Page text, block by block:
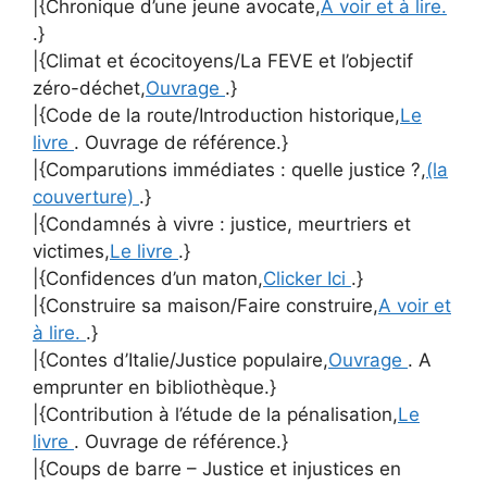
|{Chronique d’une jeune avocate,A voir et à lire.
.}
|{Climat et écocitoyens/La FEVE et l’objectif
zéro-déchet,Ouvrage .}
|{Code de la route/Introduction historique,Le
livre . Ouvrage de référence.}
|{Comparutions immédiates : quelle justice ?,(la
couverture) .}
|{Condamnés à vivre : justice, meurtriers et
victimes,Le livre .}
|{Confidences d’un maton,Clicker Ici .}
|{Construire sa maison/Faire construire,A voir et
à lire. .}
|{Contes d’Italie/Justice populaire,Ouvrage . A
emprunter en bibliothèque.}
|{Contribution à l’étude de la pénalisation,Le
livre . Ouvrage de référence.}
|{Coups de barre – Justice et injustices en